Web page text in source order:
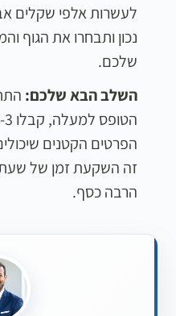
לעשרות אלפי שקלים
נכון ותבחרו את הגוף
שלכם.
השלב הבא שלכם:
הפרטים הקטנים
זה השקעת זמן של
הרבה כסף.